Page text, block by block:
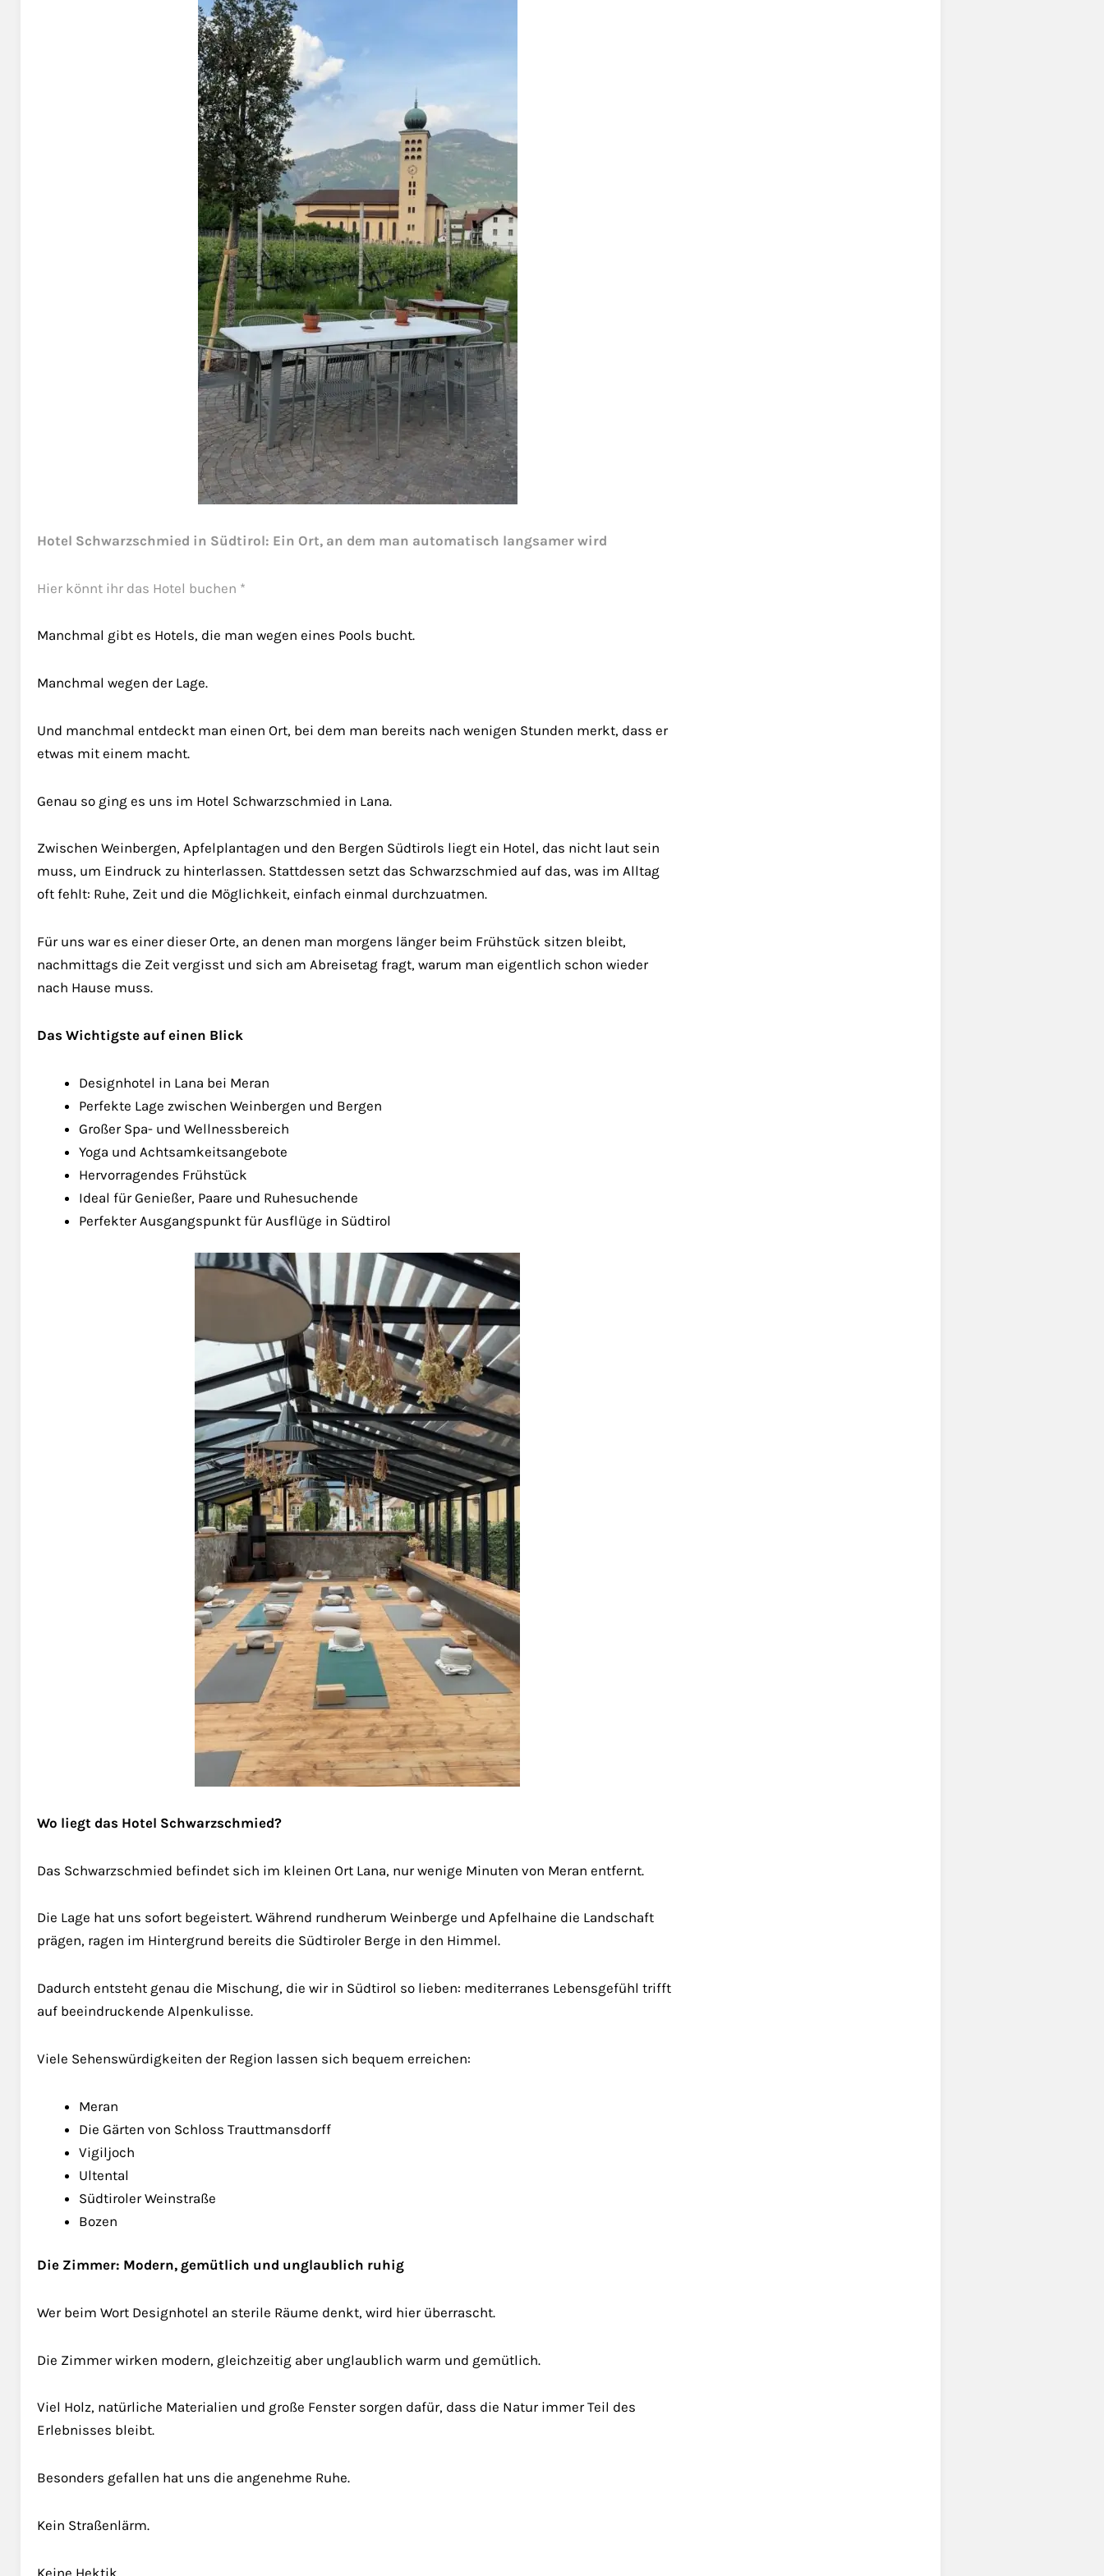
Hotel Schwarzschmied in Südtirol: Ein Ort, an dem man automatisch langsamer wird
Hier könnt ihr das Hotel buchen *
Manchmal gibt es Hotels, die man wegen eines Pools bucht.
Manchmal wegen der Lage.
Und manchmal entdeckt man einen Ort, bei dem man bereits nach wenigen Stunden merkt, dass er
etwas mit einem macht.
Genau so ging es uns im Hotel Schwarzschmied in Lana.
Zwischen Weinbergen, Apfelplantagen und den Bergen Südtirols liegt ein Hotel, das nicht laut sein
muss, um Eindruck zu hinterlassen. Stattdessen setzt das Schwarzschmied auf das, was im Alltag
oft fehlt: Ruhe, Zeit und die Möglichkeit, einfach einmal durchzuatmen.
Für uns war es einer dieser Orte, an denen man morgens länger beim Frühstück sitzen bleibt,
nachmittags die Zeit vergisst und sich am Abreisetag fragt, warum man eigentlich schon wieder
nach Hause muss.
Das Wichtigste auf einen Blick
Designhotel in Lana bei Meran
Perfekte Lage zwischen Weinbergen und Bergen
Großer Spa- und Wellnessbereich
Yoga und Achtsamkeitsangebote
Hervorragendes Frühstück
Ideal für Genießer, Paare und Ruhesuchende
Perfekter Ausgangspunkt für Ausflüge in Südtirol
Wo liegt das Hotel Schwarzschmied?
Das Schwarzschmied befindet sich im kleinen Ort Lana, nur wenige Minuten von Meran entfernt.
Die Lage hat uns sofort begeistert. Während rundherum Weinberge und Apfelhaine die Landschaft
prägen, ragen im Hintergrund bereits die Südtiroler Berge in den Himmel.
Dadurch entsteht genau die Mischung, die wir in Südtirol so lieben: mediterranes Lebensgefühl trifft
auf beeindruckende Alpenkulisse.
Viele Sehenswürdigkeiten der Region lassen sich bequem erreichen:
Meran
Die Gärten von Schloss Trauttmansdorff
Vigiljoch
Ultental
Südtiroler Weinstraße
Bozen
Die Zimmer: Modern, gemütlich und unglaublich ruhig
Wer beim Wort Designhotel an sterile Räume denkt, wird hier überrascht.
Die Zimmer wirken modern, gleichzeitig aber unglaublich warm und gemütlich.
Viel Holz, natürliche Materialien und große Fenster sorgen dafür, dass die Natur immer Teil des
Erlebnisses bleibt.
Besonders gefallen hat uns die angenehme Ruhe.
Kein Straßenlärm.
Keine Hektik.